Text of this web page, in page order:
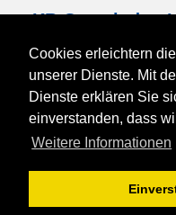
Cookies erleichtern
unserer Dienste. Mit
Dienste erklären Sie
einverstanden, dass
Weitere Informationen
KB Gemeinde -
FAQ
Foren-Übersicht
Anmelden
Benutzername: